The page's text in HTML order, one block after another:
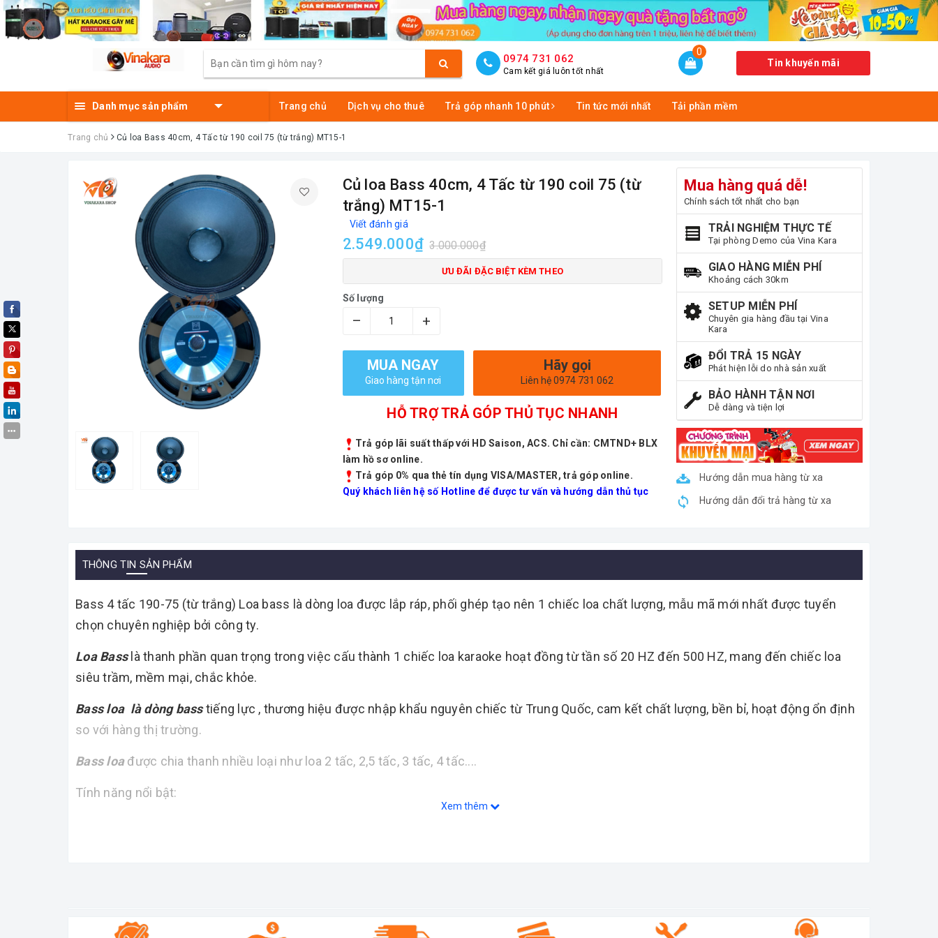
0974 731 062
Cam kết giá luôn tốt nhất
0
Tin khuyến mãi
Danh mục sản phẩm Trang chủ Dịch vụ cho thuê Trả góp nhanh 10 phút Tin tức mới nhất Tải phần mềm
Trang chủ Củ loa Bass 40cm, 4 Tấc từ 190 coil 75 (từ trắng) MT15-1
Củ loa Bass 40cm, 4 Tấc từ 190 coil 75 (từ
trắng) MT15-1
Viết đánh giá
2.549.000₫ 3.000.000₫
ƯU ĐÃI ĐẶC BIỆT KÈM THEO
Số lượng
– +
MUA NGAY
Giao hàng tận nơi
Hãy gọi
Liên hệ 0974 731 062
HỖ TRỢ TRẢ GÓP THỦ TỤC NHANH
Trả góp lãi suất thấp với HD Saison, ACS. Chỉ cần: CMTND+ BLX
làm hồ sơ online.
Trả góp 0% qua thẻ tín dụng VISA/MASTER, trả góp online.
Quý khách liên hệ số Hotline để được tư vấn và hướng dẫn thủ tục
Mua hàng quá dễ!
Chính sách tốt nhất cho bạn
TRẢI NGHIỆM THỰC TẾ
Tại phòng Demo của Vina Kara
GIAO HÀNG MIỄN PHÍ
Khoảng cách 30km
SETUP MIỄN PHÍ
Chuyên gia hàng đầu tại Vina
Kara
ĐỔI TRẢ 15 NGÀY
Phát hiện lỗi do nhà sản xuất
BẢO HÀNH TẬN NƠI
Dễ dàng và tiện lợi
Hướng dẫn mua hàng từ xa
Hướng dẫn đổi trả hàng từ xa
THÔNG TIN SẢN PHẨM
Bass 4 tấc 190-75 (từ trắng) Loa bass là dòng loa được lắp ráp, phối ghép tạo nên 1 chiếc loa chất lượng, mẫu mã mới nhất được tuyển
chọn chuyên nghiệp bởi công ty.
Loa Basslà thanh phần quan trọng trong việc cấu thành 1 chiếc loa karaoke hoạt đồng từ tần số 20 HZ đến 500 HZ, mang đến chiếc loa
siêu trầm, mềm mại, chắc khỏe.
Bass loa là dòng basstiếng lực , thương hiệu được nhập khẩu nguyên chiếc từ Trung Quốc, cam kết chất lượng, bền bỉ, hoạt động ổn định
so với hàng thị trường.
Bass loađược chia thanh nhiều loại như loa 2 tấc, 2,5 tấc, 3 tấc, 4 tấc....
Tính năng nổi bật:
Thông số kĩ thuật: Bass 4 tấc 190-75 (từ trắng)
Xem thêm